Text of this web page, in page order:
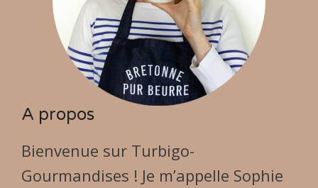
A propos
Bienvenue sur Turbigo-
Gourmandises ! Je m’appelle Sophie